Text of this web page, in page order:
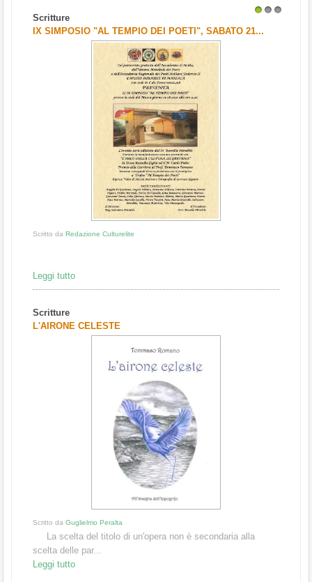
Scritture
IX SIMPOSIO "AL TEMPIO DEI POETI", SABATO 21...
Scritto da Redazione Culturelite
Leggi tutto
Scritture
L'AIRONE CELESTE
Scritto da Guglielmo Peralta
La scelta del titolo di un'opera non è secondaria alla
scelta delle par...
Leggi tutto